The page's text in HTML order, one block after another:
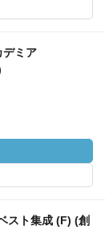
ミア
スト集成 (F) (創